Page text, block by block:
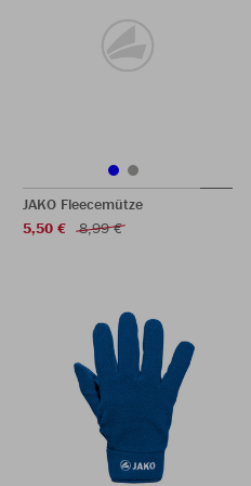
JAKO Fleecemütze
5,50 €
8,99 €